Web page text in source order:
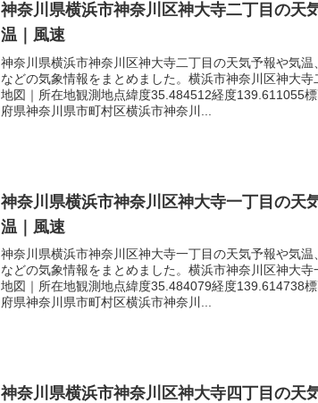
神奈川県横浜市神奈川区神大寺二丁目の天
温｜風速
神奈川県横浜市神奈川区神大寺二丁目の天気予報や気温
などの気象情報をまとめました。横浜市神奈川区神大寺
地図｜所在地観測地点緯度35.484512経度139.611055
府県神奈川県市町村区横浜市神奈川...
神奈川県横浜市神奈川区神大寺一丁目の天
温｜風速
神奈川県横浜市神奈川区神大寺一丁目の天気予報や気温
などの気象情報をまとめました。横浜市神奈川区神大寺
地図｜所在地観測地点緯度35.484079経度139.614738
府県神奈川県市町村区横浜市神奈川...
神奈川県横浜市神奈川区神大寺四丁目の天